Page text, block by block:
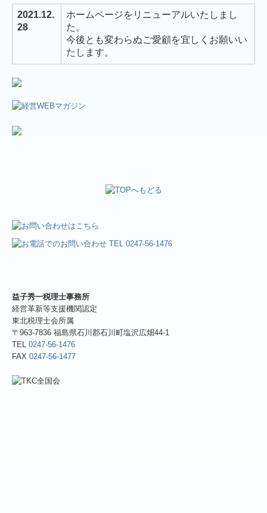
2021.12.
28
ホームページをリニューアルいたしまし
た。
今後とも変わらぬご愛顧を宜しくお願いい
たします。
益子秀一税理士事務所
経営革新等支援機関認定
東北税理士会所属
〒963-7836 福島県石川郡石川町塩沢広畑44-1
TEL 0247-56-1476
FAX 0247-56-1477